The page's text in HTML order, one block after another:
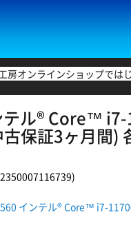
房オンラインショップでは
ル® Core™
保証3ヶ月間)
インテル® Core™ i7-